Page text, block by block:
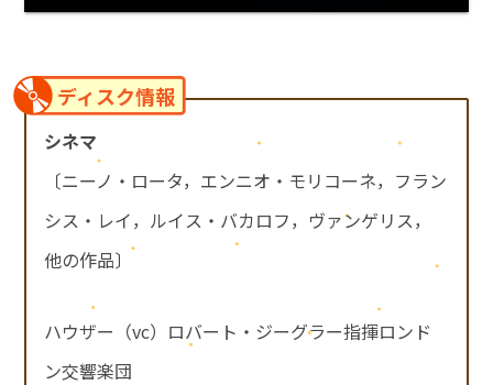
ディスク情報
シネマ
〔ニーノ・ロータ，エンニオ・モリコーネ，フラン
シス・レイ，ルイス・バカロフ，ヴァンゲリス，
他の作品〕
ハウザー（vc）ロバート・ジーグラー指揮ロンド
ン交響楽団